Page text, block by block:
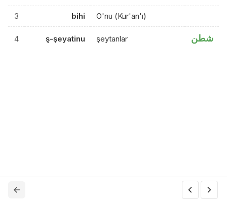
3 bihi O'nu (Kur'an'ı)
4 ş-şeyatinu şeytanlar شطن